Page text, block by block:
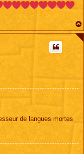
de langues mortes